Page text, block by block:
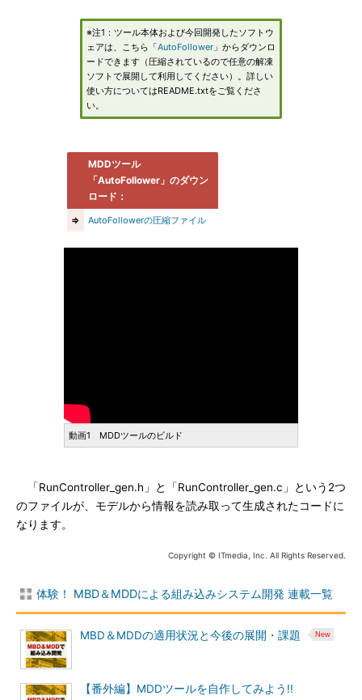
※注1：ツール本体および今回開発したソフトウ
ェアは、こちら「AutoFollower 」からダウンロ
ードできます（圧縮されているので任意の解凍
ソフトで展開して利用してください）。詳しい
使い方についてはREADME.txtをご覧くださ
い。
MDDツール
「AutoFollower」のダウン
ロード：
⇒ AutoFollowerの圧縮ファイル
動画1 MDDツールのビルド
「RunController_gen.h」と「RunController_gen.c」という2つ
のファイルが、モデルから情報を読み取って生成されたコードに
なります。
Copyright © ITmedia, Inc. All Rights Reserved.
体験！ MBD＆MDDによる組み込みシステム開発 連載一覧
MBD＆MDDの適用状況と今後の展開・課題
【番外編】MDDツールを自作してみよう!!